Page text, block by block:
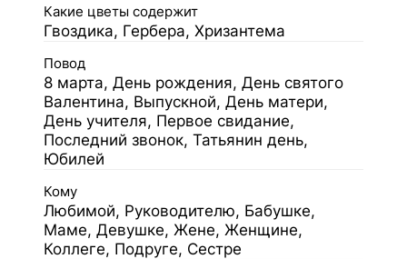
Какие цветы содержит
Гвоздика, Гербера, Хризантема
Повод
8 марта, День рождения, День святого
Валентина, Выпускной, День матери,
День учителя, Первое свидание,
Последний звонок, Татьянин день,
Юбилей
Кому
Любимой, Руководителю, Бабушке,
Маме, Девушке, Жене, Женщине,
Коллеге, Подруге, Сестре